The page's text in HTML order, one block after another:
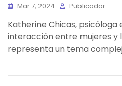
Mar 7, 2024 Publicador
Katherine Chicas, psicóloga
interacción entre mujeres y
representa un tema